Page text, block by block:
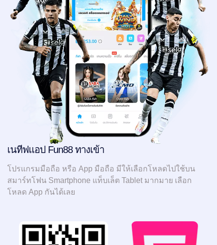
เนทีฟแอป Fun88 ทางเข้า
โปรแกรมมือถือ หรือ App มือถือ มีให้เลือกโหลดไปใช้บน
สมาร์ทโฟน Smartphone แท็บเล็ต Tablet มากมาย เลือก
โหลด App กันได้เลย